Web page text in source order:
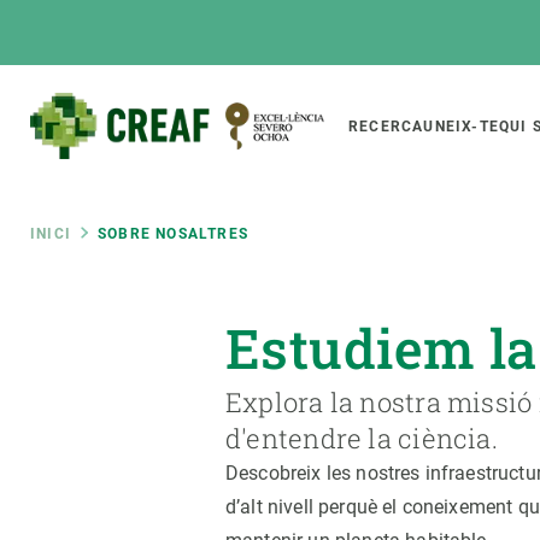
Main
RECERCAUNEIX-TEQUI
Fil
d'ariadna
INICI SOBRE NOSALTRES
Estudiem
Explora la nostra
d'entendre la ciència.
Descobreix les nostres
d’alt nivell perquè el coneixement
Featured
responsive
Responsive
menu
Organització institucional
RECERCA
Directori de
Biodiversitat
Canvi global
Funcionament